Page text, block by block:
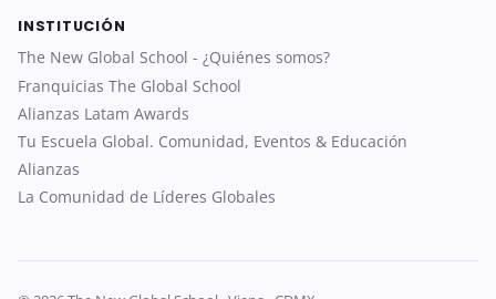
INSTITUCIÓN
The New Global School - ¿Quiénes somos?
Franquicias The Global School
Alianzas Latam Awards
Tu Escuela Global. Comunidad, Eventos & Educación
Alianzas
La Comunidad de Líderes Globales